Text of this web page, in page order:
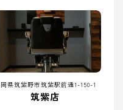
県筑紫野市筑紫駅前通1-150-1
筑紫店